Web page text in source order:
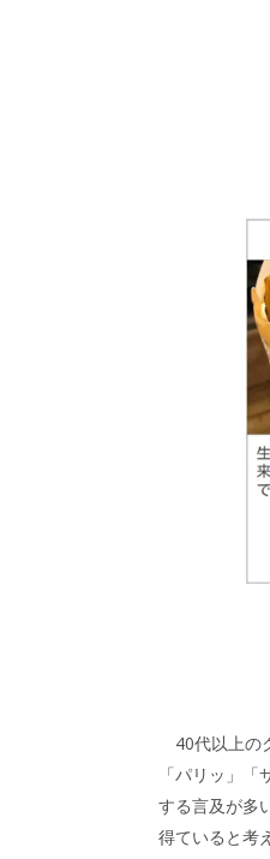
40代以上の
「パリッ」
する言及が多
得ていると考